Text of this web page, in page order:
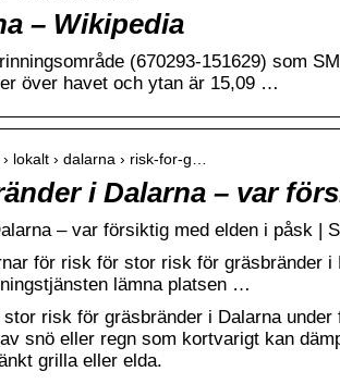
– Wikipedia
(670293-151629) som
över havet och ytan är 15,09 …
lokalt › dalarna › risk-for-g…
i Dalarna – var
– var försiktig med elden i påsk |
för risk för stor risk för gräsbränder
lämna platsen …
risk för gräsbränder i Dalarna under
snö eller regn som kortvarigt kan
grilla eller elda.